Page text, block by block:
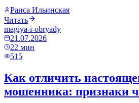
Раиса Ильинская
Читать
magiya-i-obryady
21.07.2026
22 мин
515
Как отличить
мошенника: признаки